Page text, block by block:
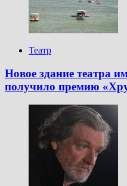
Театр
Новое здание театра
получило премию